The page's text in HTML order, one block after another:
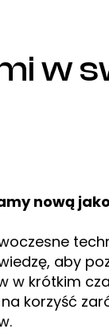
w
nową
aby
w krótkim
na korzyść